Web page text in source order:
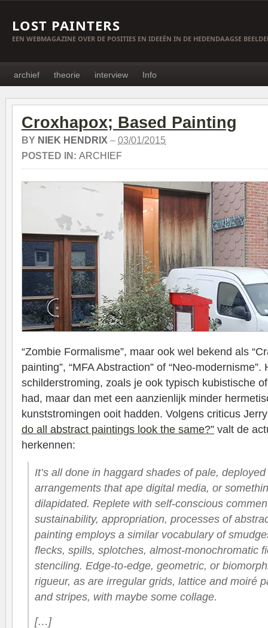
LOST PAINTERS
EEN WEBMAGAZINE OVER DE POSITIES EN IDEEËN IN DE HEDENDAAGSE
archief theorie interview Info
Croxhapox; Based Painting
BY NIEK HENDRIX – 03/01/2015
POSTED IN: ARCHIEF
“Zombie Formalisme”, maar ook wel bekend als
painting”, “MFA Abstraction” of “Neo-modernisme”.
schilderstroming, zoals je ook typisch kubistische
had, maar dan met een aanzienlijk minder
kunststromingen ooit hadden. Volgens criticus
do all abstract paintings look the same?” valt de
herkennen:
It’s all done in haggard shades of pale,
arrangements that ape digital media, or
dilapidated. Replete with self-conscious
sustainability, appropriation, processes of
painting employs a similar vocabulary of
flecks, spills, splotches, almost-monochromatic
stenciling. Edge-to-edge, geometric, or
rigueur, as are irregular grids, lattice and moiré
and stripes, with maybe some collage.
[…]